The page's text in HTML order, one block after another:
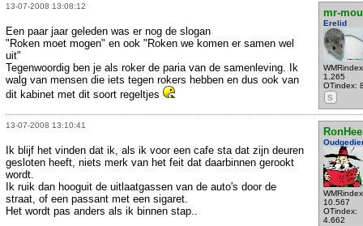
13-07-2008 13:08:12
mr-
Erelid
1.265
OTindex:
S
Een paar jaar geleden was er nog de slogan
"Roken moet mogen" en ook "Roken we komen er samen wel
uit"
Tegenwoordig ben je als roker de paria van de samenleving. Ik
walg van mensen die iets tegen rokers hebben en dus ook van
dit kabinet met dit soort regeltjes
13-07-2008 13:10:41
RonHee
10.567
OTindex:
4.662
Ik blijf het vinden dat ik, als ik voor een cafe sta dat zijn deuren
gesloten heeft, niets merk van het feit dat daarbinnen gerookt
wordt.
Ik ruik dan hooguit de uitlaatgassen van de auto's door de
straat, of een passant met een sigaret.
Het wordt pas anders als ik binnen stap..